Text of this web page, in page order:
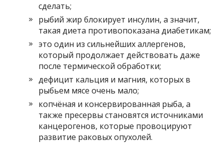
сделать;
рыбий жир блокирует инсулин, а значит,
такая диета противопоказана диабетикам;
это один из сильнейших аллергенов,
который продолжает действовать даже
после термической обработки;
дефицит кальция и магния, которых в
рыбьем мясе очень мало;
копчёная и консервированная рыба, а
также пресервы становятся источниками
канцерогенов, которые провоцируют
развитие раковых опухолей.